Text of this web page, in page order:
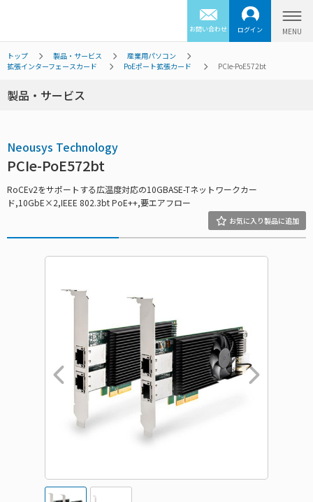
お問い合わせ ログイン
トップ 製品・サービス
産業用パソコン
拡張インターフェースカード
PoEポート拡張カード PCIe-PoE572bt
製品・サービス
Neousys Technology
PCIe-PoE572bt
RoCEv2をサポートする広温度対応の10GBASE-Tネットワークカー
ド,10GbE×2,IEEE 802.3bt PoE++,要エアフロー